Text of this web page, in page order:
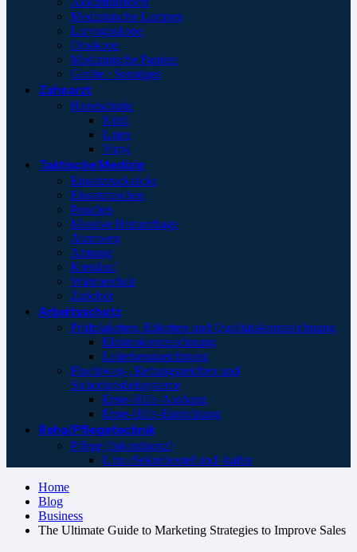
Medizinische Lampen
Laryngoskope
Otoskope
Medizinische Papiere
Geräte / Sonstiges
Zahnarzt
Handschuhe
Nitril
Latex
Vinyl
Taktische Medizin
Einsatzrucksäcke
Einsatztaschen
Pouches
Massive Hemorrhage
Atemweg
Atmung
Kreislauf
Wärmeerhalt
Zubehör
Arbeitsschutz
Prüfplaketten, Etiketten und Qualitätskennzeichnung
Elektrokennzeichnung
Leiterkennzeichnung
Fluchtweg-, Rettungszeichen und
Sicherheistleitsysteme
Erste-Hilfe-Aushang
Erste-Hilfe-Einrichtung
Reha/Pflegetechnik
Pflege (Inkontinenz)
Urin-/Sekretbeutel und -halter
Home
Blog
Business
The Ultimate Guide to Marketing Strategies to Improve Sales